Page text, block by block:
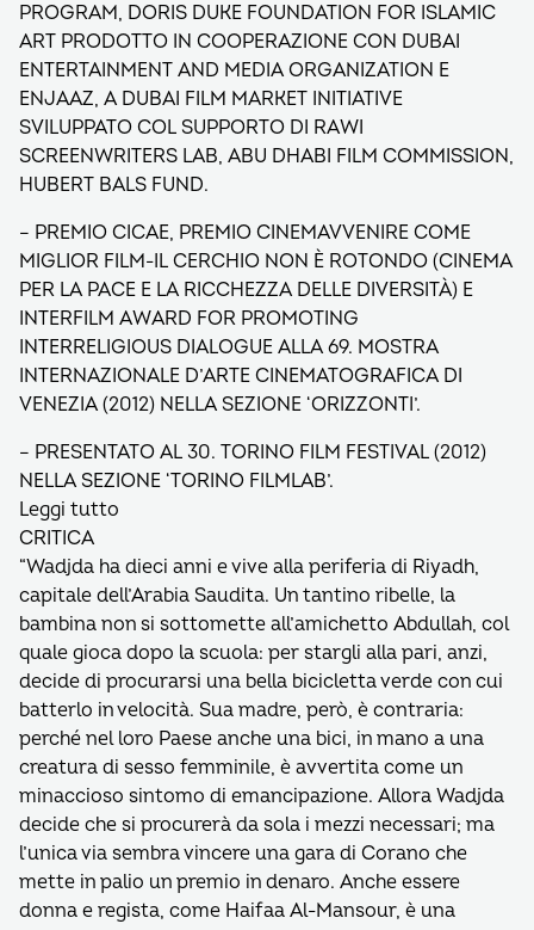
PROGRAM, DORIS DUKE FOUNDATION FOR ISLAMIC
ART PRODOTTO IN COOPERAZIONE CON DUBAI
ENTERTAINMENT AND MEDIA ORGANIZATION E
ENJAAZ, A DUBAI FILM MARKET INITIATIVE
SVILUPPATO COL SUPPORTO DI RAWI
SCREENWRITERS LAB, ABU DHABI FILM COMMISSION,
HUBERT BALS FUND.
– PREMIO CICAE, PREMIO CINEMAVVENIRE COME
MIGLIOR FILM-IL CERCHIO NON È ROTONDO (CINEMA
PER LA PACE E LA RICCHEZZA DELLE DIVERSITÀ) E
INTERFILM AWARD FOR PROMOTING
INTERRELIGIOUS DIALOGUE ALLA 69. MOSTRA
INTERNAZIONALE D’ARTE CINEMATOGRAFICA DI
VENEZIA (2012) NELLA SEZIONE ‘ORIZZONTI’.
– PRESENTATO AL 30. TORINO FILM FESTIVAL (2012)
NELLA SEZIONE ‘TORINO FILMLAB’.
Leggi tutto
CRITICA
“Wadjda ha dieci anni e vive alla periferia di Riyadh,
capitale dell’Arabia Saudita. Un tantino ribelle, la
bambina non si sottomette all’amichetto Abdullah, col
quale gioca dopo la scuola: per stargli alla pari, anzi,
decide di procurarsi una bella bicicletta verde con cui
batterlo in velocità. Sua madre, però, è contraria:
perché nel loro Paese anche una bici, in mano a una
creatura di sesso femminile, è avvertita come un
minaccioso sintomo di emancipazione. Allora Wadjda
decide che si procurerà da sola i mezzi necessari; ma
l’unica via sembra vincere una gara di Corano che
mette in palio un premio in denaro. Anche essere
donna e regista, come Haifaa Al-Mansour, è una